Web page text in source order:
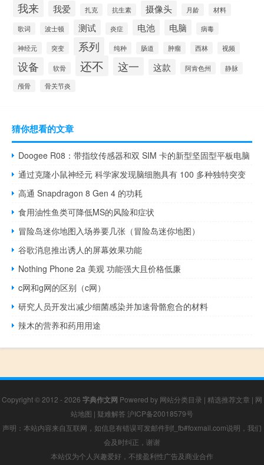
我来 我爱 扎克 抗生素 摄像头 月龄 材料
歌词 波士顿 测试 炎症 电池 电脑 病毒
神经元 突变 系列 纯种 肠道 肿瘤 西林 视频
设备 软骨 还不 这一 这款 阿肯色州
静脉
颅骨
骨关节炎
猜你想看的文章
Doogee R08：带指纹传感器和双 SIM 卡的新型坚固型平板电脑
通过克隆小鼠神经元 科学家发现脑细胞具有 100 多种独特突变
高通 Snapdragon 8 Gen 4 的功耗
食用油性鱼类可降低MS的风险和症状
冒险岛迷你地图入场券要几张（冒险岛迷你地图）
谷歌消息推出诱人的屏幕效果功能
Nothing Phone 2a 美观 功能强大且价格低廉
c网和g网的区别（c网）
研究人员开发出减少细菌感染并加速骨骼愈合的材料
辣木的营养和药用用途
Copyright © 2012 - 2026 字典作文网 Powered by 网站分类目录 | 精选推荐文章 | 网
站地图 | 疑难解答 沪ICP备20018579号
声明：本站内容来自互联网，如信息有错误可发邮件到f_fb#foxmail.com说明，我们
会及时纠正，谢谢
本站仅为个人兴趣爱好，不接盈利性广告及商业合作